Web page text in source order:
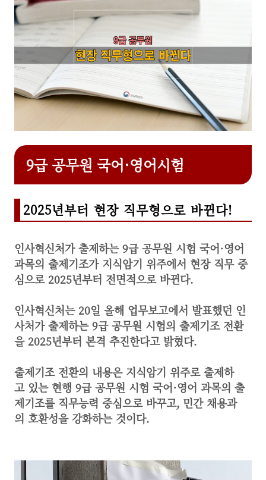
9급 공무원 국어·영어시험
2025년부터 현장 직무형으로 바뀐다!
인사혁신처가 출제하는 9급 공무원 시험 국어·영어
과목의 출제기조가 지식암기 위주에서 현장 직무 중
심으로 2025년부터 전면적으로 바뀐다.
인사혁신처는 20일 올해 업무보고에서 발표했던 인
사처가 출제하는 9급 공무원 시험의 출제기조 전환
을 2025년부터 본격 추진한다고 밝혔다.
출제기조 전환의 내용은 지식암기 위주로 출제하
고 있는 현행 9급 공무원 시험 국어·영어 과목의 출
제기조를 직무능력 중심으로 바꾸고, 민간 채용과
의 호환성을 강화하는 것이다.